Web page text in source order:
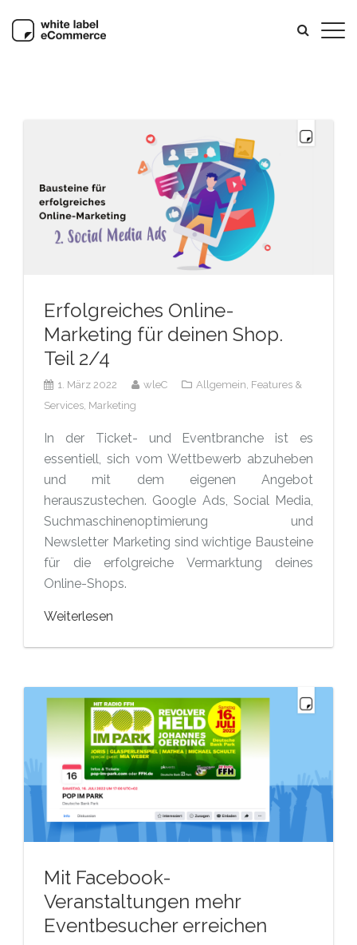
Erfolgreiches Online-
Marketing für deinen Shop.
Teil 2/4
1. März 2022 wleC Allgemein, Features &
Services, Marketing
In der Ticket- und Eventbranche ist es
essentiell, sich vom Wettbewerb abzuheben
und mit dem eigenen Angebot
herauszustechen. Google Ads, Social Media,
Suchmaschinenoptimierung und
Newsletter Marketing sind wichtige Bausteine
für die erfolgreiche Vermarktung deines
Online-Shops.
Weiterlesen
Mit Facebook-
Veranstaltungen mehr
Eventbesucher erreichen